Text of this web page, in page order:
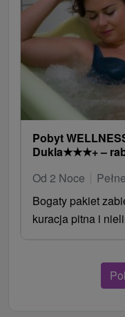
Pobyt
Dukla★★★+ –
Od 2 Noce
Bogaty pakiet
kuracja pitna i